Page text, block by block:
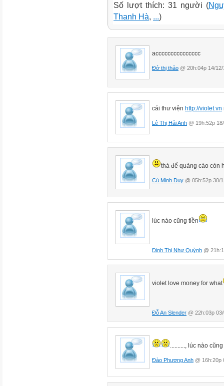
Số lượt thích: 31 người (
Thanh Hà, ...)
accccccccccccccc
Đở thị thảo @ 20h:04p 14/12/
cái thư viện http://violet.vn
Lê Thị Hải Anh @ 19h:52p
thà để quảng cáo còn
Cù Minh Duy @ 05h:52p 30/
lúc nào cũng tiền
Đinh Thị Như Quỳnh @
violet love money for what
Đỗ An Slender @ 22h:03p
.........., lúc nào
Đào Phương Anh @ 16h:20p